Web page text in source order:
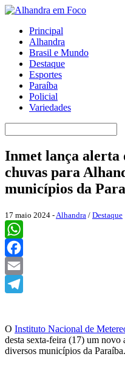
Principal
Alhandra
Brasil e Mundo
Destaque
Esportes
Paraíba
Policial
Variedades
Inmet lança alerta
chuvas para
municípios da
17 maio 2024 - Alhandra / Destaque
WhatsApp
Facebook
Email
O Instituto Nacional de
desta sexta-feira (17) um novo
diversos municípios da Paraíba.